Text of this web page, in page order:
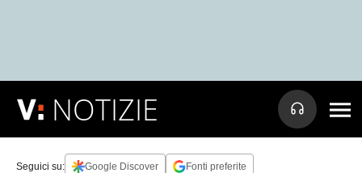
NOTIZIE
Seguici su: Google Discover Fonti preferite